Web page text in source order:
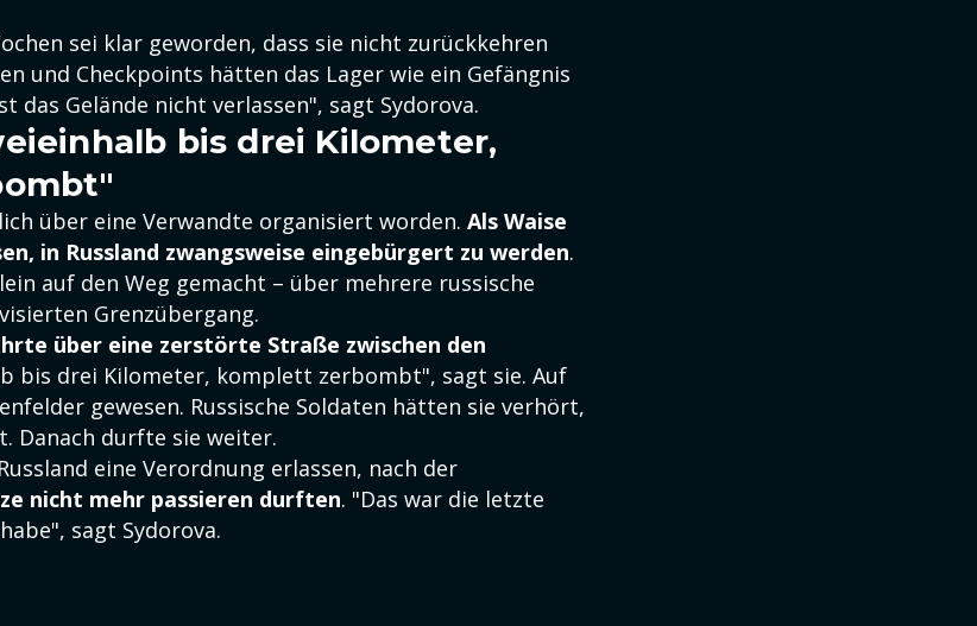
sei klar geworden, dass sie nicht zurückkehren
und Checkpoints hätten das Lager wie ein Gefängnis
das Gelände nicht verlassen", sagt Sydorova.
bis drei Kilometer,
über eine Verwandte organisiert worden. Als Waise
in Russland zwangsweise eingebürgert zu werden.
auf den Weg gemacht – über mehrere russische
Grenzübergang.
über eine zerstörte Straße zwischen den
bis drei Kilometer, komplett zerbombt", sagt sie. Auf
gewesen. Russische Soldaten hätten sie verhört,
Danach durfte sie weiter.
eine Verordnung erlassen, nach der
nicht mehr passieren durften. "Das war die letzte
sagt Sydorova.